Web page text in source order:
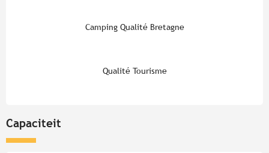
Camping Qualité Bretagne
Qualité Tourisme
Capaciteit